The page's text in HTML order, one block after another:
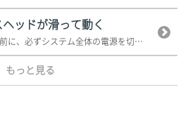
ッドが滑って動く
警告: 異常時の対策を行なう前に、必ずシステム全体の電源を切ってください。...
もっと見る